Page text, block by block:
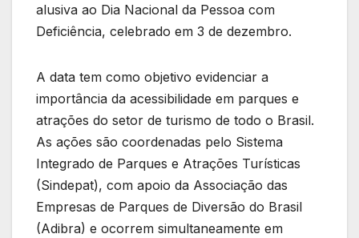
alusiva ao Dia Nacional da Pessoa com
Deficiência, celebrado em 3 de dezembro.
A data tem como objetivo evidenciar a
importância da acessibilidade em parques e
atrações do setor de turismo de todo o Brasil.
As ações são coordenadas pelo Sistema
Integrado de Parques e Atrações Turísticas
(Sindepat), com apoio da Associação das
Empresas de Parques de Diversão do Brasil
(Adibra) e ocorrem simultaneamente em